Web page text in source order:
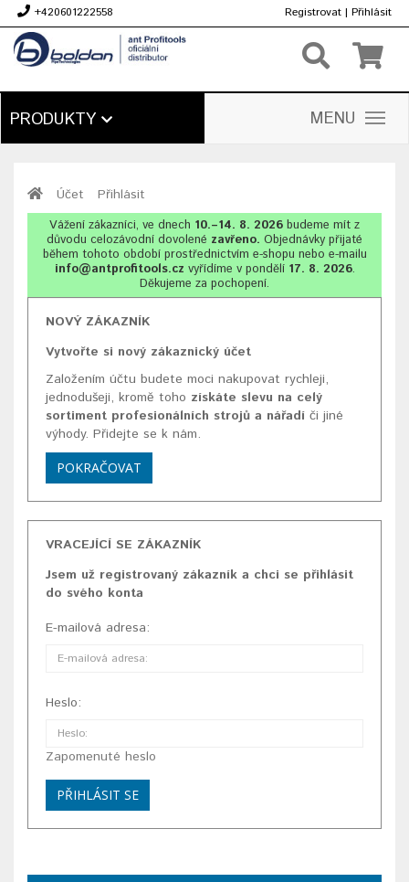
+420601222558 Registrovat | Přihlásit
PRODUKTY MENU
Účet Přihlásit
Vážení zákazníci, ve dnech 10.–14. 8. 2026 budeme mít z
důvodu celozávodní dovolené zavřeno. Objednávky přijaté
během tohoto období prostřednictvím e-shopu nebo e-mailu
info@antprofitools.cz vyřídíme v pondělí 17. 8. 2026.
Děkujeme za pochopení.
NOVÝ ZÁKAZNÍK
Vytvořte si nový zákaznický účet
Založením účtu budete moci nakupovat rychleji,
jednodušeji, kromě toho získáte slevu na celý
sortiment profesionálních strojů a nářadí či jiné
výhody. Přidejte se k nám.
POKRAČOVAT
VRACEJÍCÍ SE ZÁKAZNÍK
Jsem už registrovaný zákazník a chci se přihlásit
do svého konta
E-mailová adresa:
Heslo:
Zapomenuté heslo